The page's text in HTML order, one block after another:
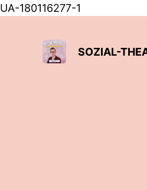
UA-180116277-1
SOZIAL-